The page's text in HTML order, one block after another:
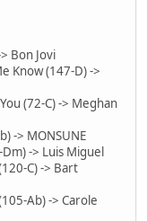
Bon Jovi
Know (147-D) ->
(72-C) -> Meghan
-> MONSUNE
-> Luis Miguel
C) -> Bart
Ab) -> Carole